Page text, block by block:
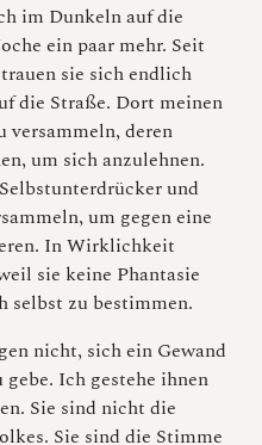
im Dunkeln auf die
ein paar mehr. Seit
sie sich endlich
die Straße. Dort meinen
versammeln, deren
um sich anzulehnen.
und
um gegen eine
In Wirklichkeit
sie keine Phantasie
selbst zu bestimmen.
nicht, sich ein Gewand
Ich gestehe ihnen
Sie sind nicht die
Sie sind die Stimme